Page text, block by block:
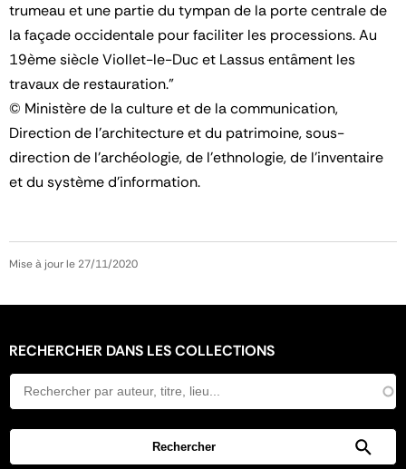
trumeau et une partie du tympan de la porte centrale de
la façade occidentale pour faciliter les processions. Au
19ème siècle Viollet-le-Duc et Lassus entâment les
travaux de restauration."
© Ministère de la culture et de la communication,
Direction de l'architecture et du patrimoine, sous-
direction de l'archéologie, de l'ethnologie, de l'inventaire
et du système d'information.
Mise à jour le 27/11/2020
RECHERCHER DANS LES COLLECTIONS